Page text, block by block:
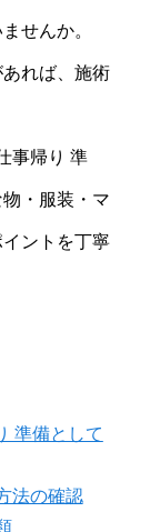
せんか。
れば、施術
事帰り 準
・服装・マ
ントを丁寧
準備として
法の確認